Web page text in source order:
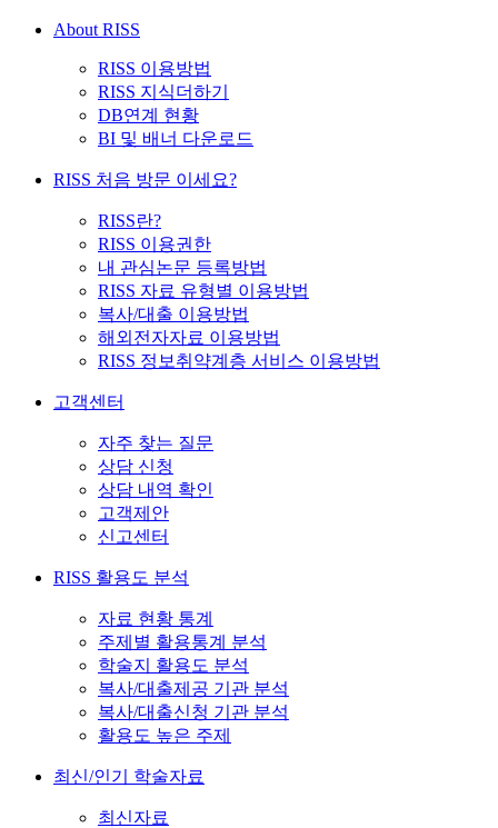
About RISS
RISS 이용방법
RISS 지식더하기
DB연계 현황
BI 및 배너 다운로드
RISS 처음 방문 이세요?
RISS란?
RISS 이용권한
내 관심논문 등록방법
RISS 자료 유형별 이용방법
복사/대출 이용방법
해외전자자료 이용방법
RISS 정보취약계층 서비스 이용방법
고객센터
자주 찾는 질문
상담 신청
상담 내역 확인
고객제안
신고센터
RISS 활용도 분석
자료 현황 통계
주제별 활용통계 분석
학술지 활용도 분석
복사/대출제공 기관 분석
복사/대출신청 기관 분석
활용도 높은 주제
최신/인기 학술자료
최신자료